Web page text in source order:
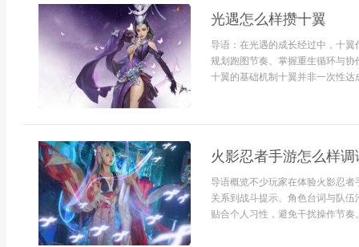
光遇怎么样攒十翼
导语：在光遇的成长经过中，十
规划跑图节奏、掌握重生循环与
十翼的基础机制十翼并非一次性达
火影忍者手游怎么样调
导语概览不少玩家在体验火影忍
关系到战斗提示、角色台词与队
贴合个人习性，避免干扰操作节